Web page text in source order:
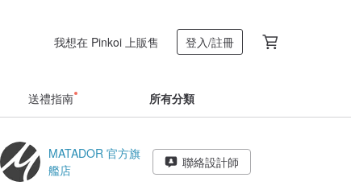
我想在 Pinkoi 上販售 登入/註冊
送禮指南 所有分類
MATADOR 官方旗
艦店
聯絡設計師